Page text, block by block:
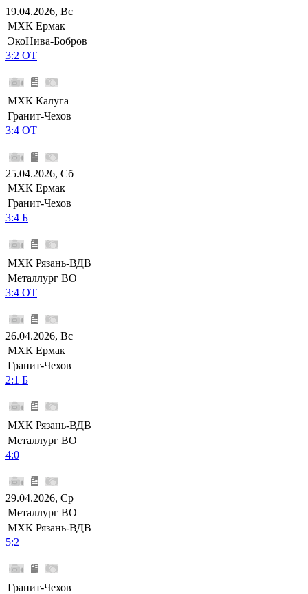
19.04.2026, Вс
МХК Ермак
ЭкоНива-Бобров
3:2 ОТ
МХК Калуга
Гранит-Чехов
3:4 ОТ
25.04.2026, Сб
МХК Ермак
Гранит-Чехов
3:4 Б
МХК Рязань-ВДВ
Металлург ВО
3:4 ОТ
26.04.2026, Вс
МХК Ермак
Гранит-Чехов
2:1 Б
МХК Рязань-ВДВ
Металлург ВО
4:0
29.04.2026, Ср
Металлург ВО
МХК Рязань-ВДВ
5:2
Гранит-Чехов